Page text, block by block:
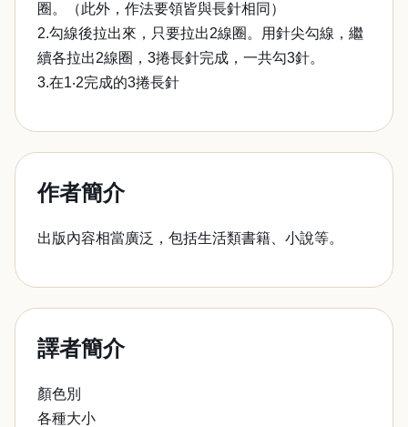
圈。（此外，作法要領皆與長針相同）
2.勾線後拉出來，只要拉出2線圈。用針尖勾線，繼
續各拉出2線圈，3捲長針完成，一共勾3針。
3.在1‧2完成的3捲長針
作者簡介
出版內容相當廣泛，包括生活類書籍、小說等。
譯者簡介
顏色別
各種大小